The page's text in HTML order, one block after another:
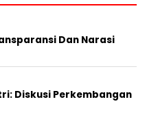
Dan Narasi
Diskusi Perkembangan